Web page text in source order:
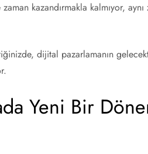
kazandırmakla kalmıyor,
dijital pazarlamanın
Yeni Bir